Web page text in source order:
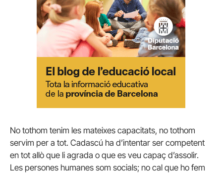
No tothom tenim les mateixes capacitats, no tothom
servim per a tot. Cadascú ha d’intentar ser competent
en tot allò que li agrada o que es veu capaç d’assolir.
Les persones humanes som socials; no cal que ho fem